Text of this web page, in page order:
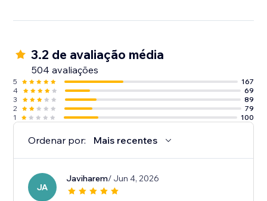
3.2 de avaliação média
504 avaliações
5
167
4
69
3
89
2
79
1
100
Ordenar por: Mais recentes
JA
Javiharem/ Jun 4, 2026